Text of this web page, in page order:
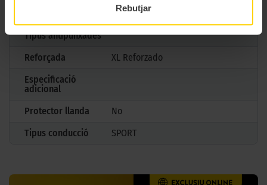
Rebutjar
Tipus antipunxades
Reforçada
XL Reforzado
Especificació
adicional
Protector llanda
No
Tipus conducció
SPORT